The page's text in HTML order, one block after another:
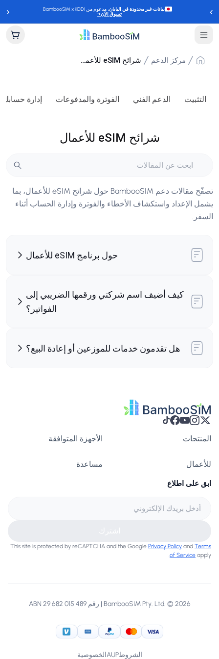
‹ بيانات غير محدودة في اليابان، مدعوم من BambooSIM x KDDI
تسوق الآن→ ›
مركز الدعم شرائح eSIM للأعمال
التثبيت الدعم الفني الفوترة والمدفوعات إدارة حسابك
شرائح eSIM للأعمال
تصفّح مقالات دعم BambooSIM حول شرائح eSIM للأعمال، بما
يشمل الإعداد واستكشاف الأخطاء والفوترة وإدارة الحساب أثناء
السفر.
حول برنامج eSIM للأعمال
كيف أضيف اسم شركتي ورقمها الضريبي إلى
الفواتير؟
هل تقدمون خدمات للموزعين أو إعادة البيع؟
المنتجات الأجهزة المتوافقة
للأعمال مساعدة
ابق على اطلاع
This site is protected by reCAPTCHA and the Google Privacy Policy and Terms
of Service apply.
BambooSIM Pty. Ltd. © 2026 | رقم ABN 29 682 015 489
Visa
MasterCard
PayPal
American Express
Venmo
الشروطAUPالخصوصية